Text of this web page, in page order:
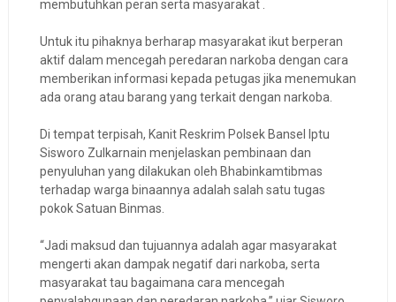
membutuhkan peran serta masyarakat .
Untuk itu pihaknya berharap masyarakat ikut berperan
aktif dalam mencegah peredaran narkoba dengan cara
memberikan informasi kepada petugas jika menemukan
ada orang atau barang yang terkait dengan narkoba.
Di tempat terpisah, Kanit Reskrim Polsek Bansel Iptu
Sisworo Zulkarnain menjelaskan pembinaan dan
penyuluhan yang dilakukan oleh Bhabinkamtibmas
terhadap warga binaannya adalah salah satu tugas
pokok Satuan Binmas.
“Jadi maksud dan tujuannya adalah agar masyarakat
mengerti akan dampak negatif dari narkoba, serta
masyarakat tau bagaimana cara mencegah